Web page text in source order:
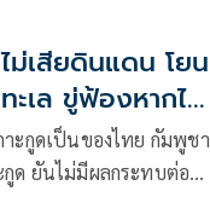
เสียดินแดน โยน
ะเล ขู่ฟ้องหากไม่
าะกูดเป็นของไทย กัมพูชา
กูด ยันไม่มีผลกระทบต่อ